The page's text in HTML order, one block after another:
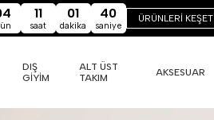
11
saat
01
dakika
39
saniye
ÜRÜNLERİ KEŞET
DIŞ
GİYİM
ALT ÜST
TAKIM
AKSESUAR